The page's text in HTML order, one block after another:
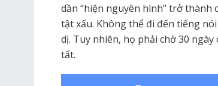
dần “hiện nguyên hình” trở
tật xấu. Không thể đi đến tiếng
dị. Tuy nhiên, họ phải chờ 30
tất.